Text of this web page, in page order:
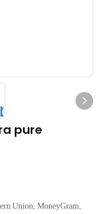
pure
Union, MoneyGram,